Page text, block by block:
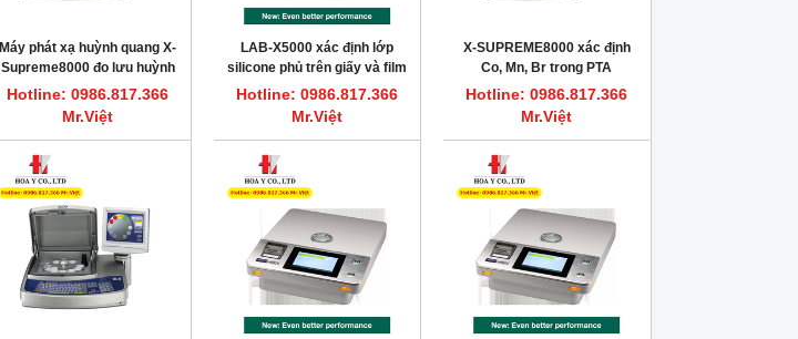
HOT HOT
Máy phát xạ huỳnh quang X-
Supreme8000 đo lưu huỳnh
trong dầu theo ISO13032
Hotline: 0986.817.366
Mr.Việt
LAB-X5000 xác định lớp
silicone phủ trên giấy và film
Hotline: 0986.817.366
Mr.Việt
X-SUPREME8000 xác định
Co, Mn, Br trong PTA
(Purified Terephthalic Acid)
Hotline: 0986.817.366
Mr.Việt